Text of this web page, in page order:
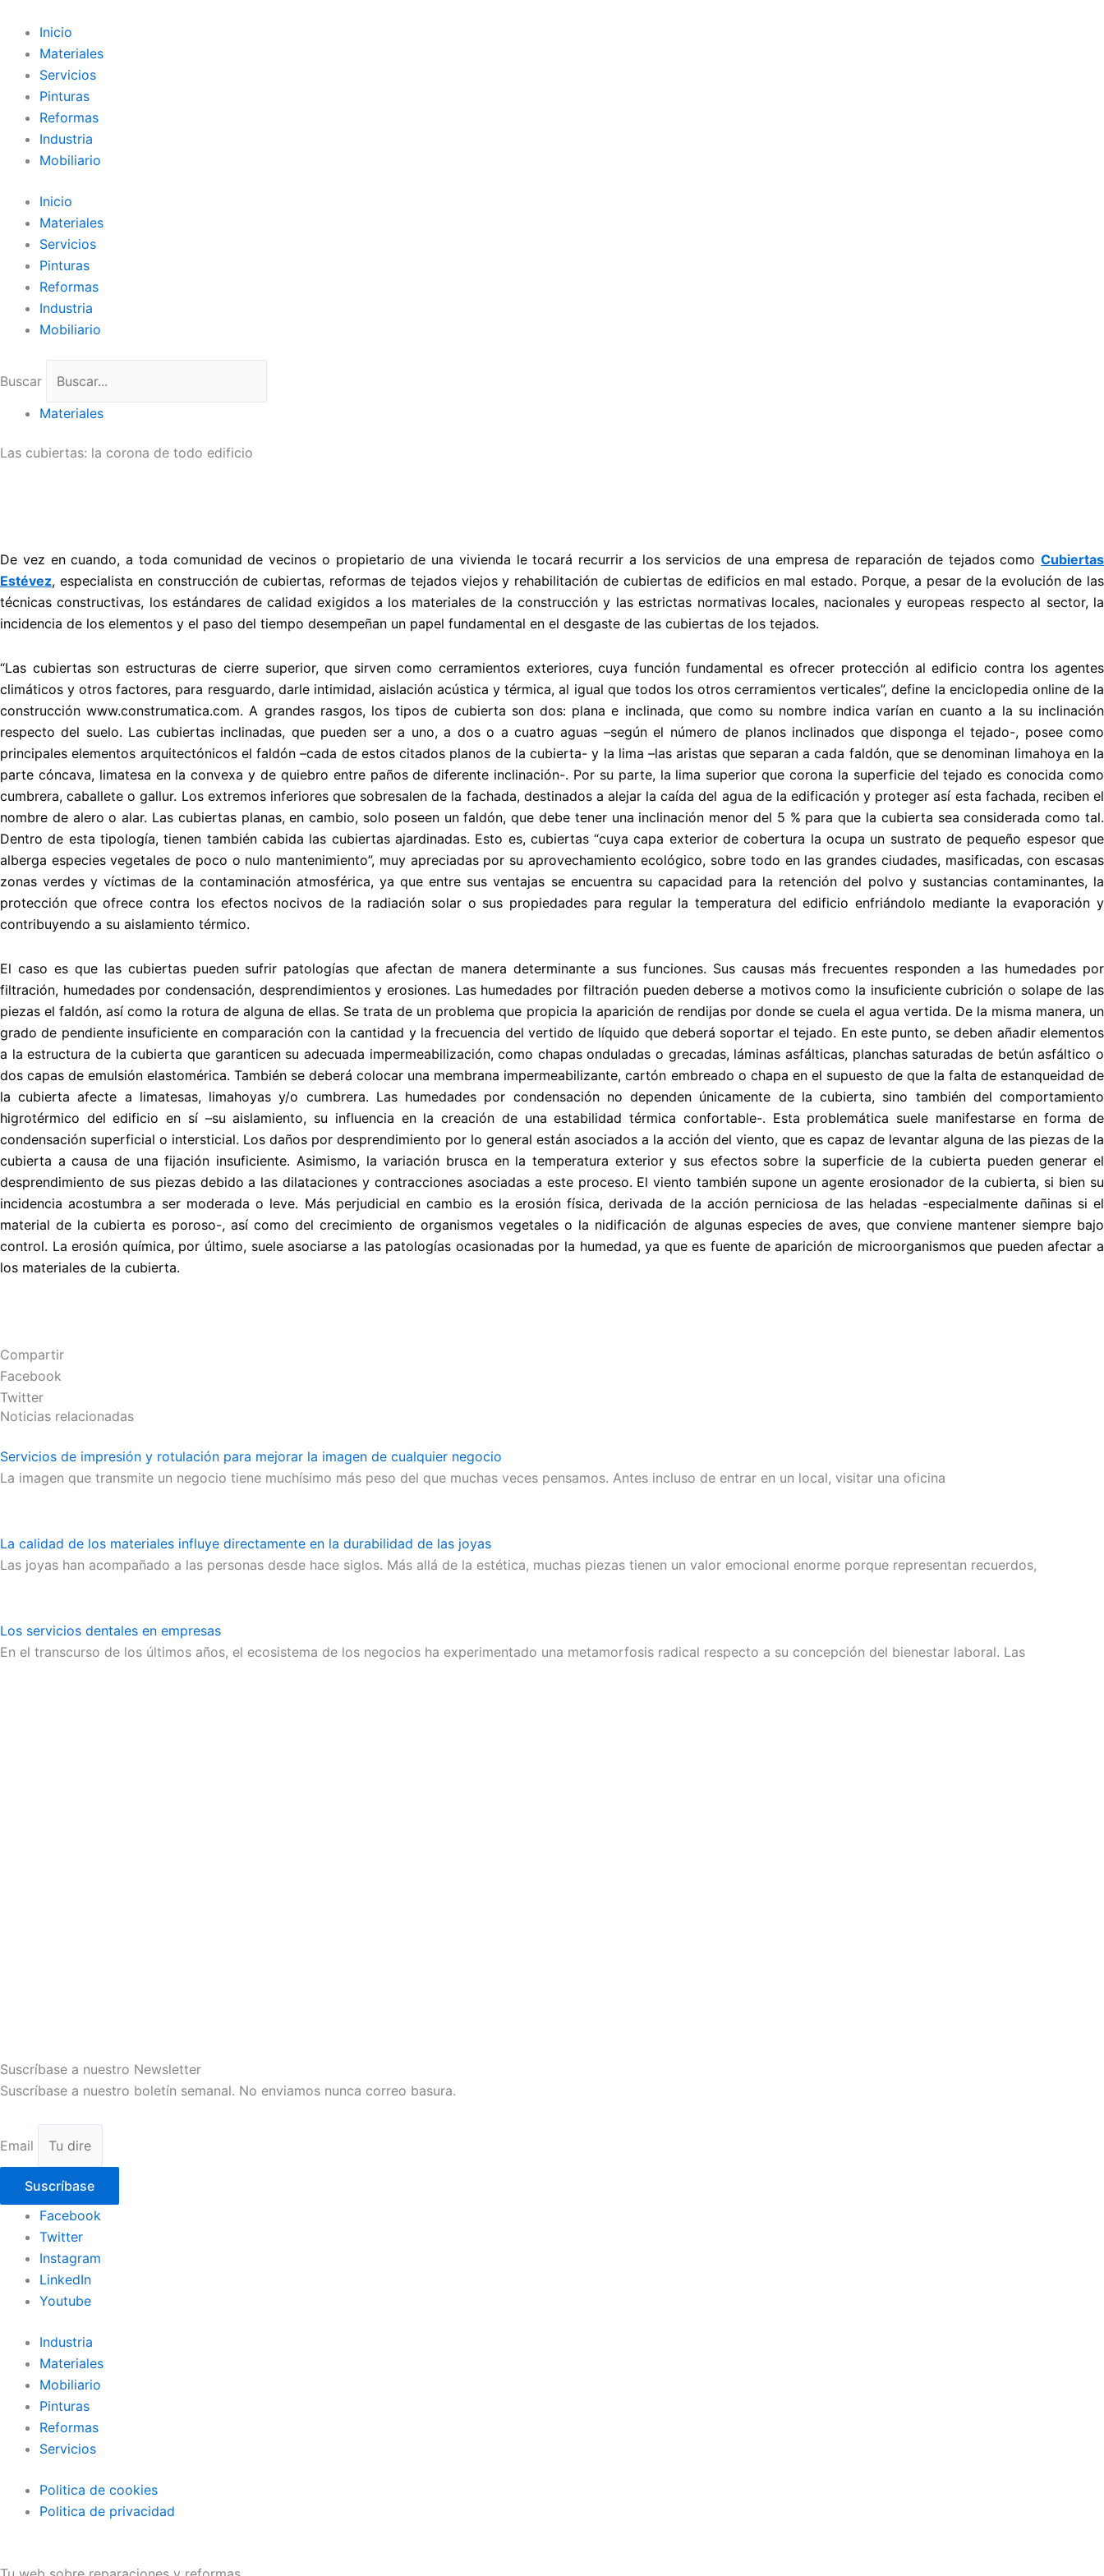
contenido
Inicio
Materiales
Servicios
Pinturas
Reformas
Industria
Mobiliario
Inicio
Materiales
Servicios
Pinturas
Reformas
Industria
Mobiliario
Buscar
Materiales
Las cubiertas: la corona de todo edificio
De vez en cuando, a toda comunidad de vecinos o propietario de una vivienda le tocará recurrir a los servicios de una empresa de reparación de tejados como Cubiertas
Estévez, especialista en construcción de cubiertas, reformas de tejados viejos y rehabilitación de cubiertas de edificios en mal estado. Porque, a pesar de la evolución de las
técnicas constructivas, los estándares de calidad exigidos a los materiales de la construcción y las estrictas normativas locales, nacionales y europeas respecto al sector, la
incidencia de los elementos y el paso del tiempo desempeñan un papel fundamental en el desgaste de las cubiertas de los tejados.
“Las cubiertas son estructuras de cierre superior, que sirven como cerramientos exteriores, cuya función fundamental es ofrecer protección al edificio contra los agentes
climáticos y otros factores, para resguardo, darle intimidad, aislación acústica y térmica, al igual que todos los otros cerramientos verticales”, define la enciclopedia online de la
construcciónwww.construmatica.com. A grandes rasgos, los tipos de cubierta son dos: plana e inclinada, que como su nombre indica varían en cuanto a la su inclinación
respecto del suelo. Las cubiertas inclinadas, que pueden ser a uno, a dos o a cuatro aguas –según el número de planos inclinados que disponga el tejado-, posee como
principales elementos arquitectónicos el faldón –cada de estos citados planos de la cubierta- y la lima –las aristas que separan a cada faldón, que se denominan limahoya en la
parte cóncava, limatesa en la convexa y de quiebro entre paños de diferente inclinación-. Por su parte, la lima superior que corona la superficie del tejado es conocida como
cumbrera, caballete o gallur. Los extremos inferiores que sobresalen de la fachada, destinados a alejar la caída del agua de la edificación y proteger así esta fachada, reciben el
nombre de alero o alar. Las cubiertas planas, en cambio, solo poseen un faldón, que debe tener una inclinación menor del 5 % para que la cubierta sea considerada como tal.
Dentro de esta tipología, tienen también cabida las cubiertas ajardinadas. Esto es, cubiertas “cuya capa exterior de cobertura la ocupa un sustrato de pequeño espesor que
alberga especies vegetales de poco o nulo mantenimiento”, muy apreciadas por su aprovechamiento ecológico, sobre todo en las grandes ciudades, masificadas, con escasas
zonas verdes y víctimas de la contaminación atmosférica, ya que entre sus ventajas se encuentra su capacidad para la retención del polvo y sustancias contaminantes, la
protección que ofrece contra los efectos nocivos de la radiación solar o sus propiedades para regular la temperatura del edificio enfriándolo mediante la evaporación y
contribuyendo a su aislamiento térmico.
El caso es que las cubiertas pueden sufrir patologías que afectan de manera determinante a sus funciones. Sus causas más frecuentes responden a las humedades por
filtración, humedades por condensación, desprendimientos y erosiones. Las humedades por filtración pueden deberse a motivos como la insuficiente cubrición o solape de las
piezas el faldón, así como la rotura de alguna de ellas. Se trata de un problema que propicia la aparición de rendijas por donde se cuela el agua vertida. De la misma manera, un
grado de pendiente insuficiente en comparación con la cantidad y la frecuencia del vertido de líquido que deberá soportar el tejado. En este punto, se deben añadir elementos
a la estructura de la cubierta que garanticen su adecuada impermeabilización, como chapas onduladas o grecadas, láminas asfálticas, planchas saturadas de betún asfáltico o
dos capas de emulsión elastomérica. También se deberá colocar una membrana impermeabilizante, cartón embreado o chapa en el supuesto de que la falta de estanqueidad de
la cubierta afecte a limatesas, limahoyas y/o cumbrera. Las humedades por condensación no dependen únicamente de la cubierta, sino también del comportamiento
higrotérmico del edificio en sí –su aislamiento, su influencia en la creación de una estabilidad térmica confortable-. Esta problemática suele manifestarse en forma de
condensación superficial o intersticial. Los daños por desprendimiento por lo general están asociados a la acción del viento, que es capaz de levantar alguna de las piezas de la
cubierta a causa de una fijación insuficiente. Asimismo, la variación brusca en la temperatura exterior y sus efectos sobre la superficie de la cubierta pueden generar el
desprendimiento de sus piezas debido a las dilataciones y contracciones asociadas a este proceso. El viento también supone un agente erosionador de la cubierta, si bien su
incidencia acostumbra a ser moderada o leve. Más perjudicial en cambio es la erosión física, derivada de la acción perniciosa de las heladas -especialmente dañinas si el
material de la cubierta es poroso-, así como del crecimiento de organismos vegetales o la nidificación de algunas especies de aves, que conviene mantener siempre bajo
control. La erosión química, por último, suele asociarse a las patologías ocasionadas por la humedad, ya que es fuente de aparición de microorganismos que pueden afectar a
los materiales de la cubierta.
Compartir
Facebook
Twitter
Noticias relacionadas
Servicios de impresión y rotulación para mejorar la imagen de cualquier negocio
La imagen que transmite un negocio tiene muchísimo más peso del que muchas veces pensamos. Antes incluso de entrar en un local, visitar una oficina
La calidad de los materiales influye directamente en la durabilidad de las joyas
Las joyas han acompañado a las personas desde hace siglos. Más allá de la estética, muchas piezas tienen un valor emocional enorme porque representan recuerdos,
Los servicios dentales en empresas
En el transcurso de los últimos años, el ecosistema de los negocios ha experimentado una metamorfosis radical respecto a su concepción del bienestar laboral. Las
Suscríbase a nuestro Newsletter
Suscríbase a nuestro boletín semanal. No enviamos nunca correo basura.
Email
Suscríbase
Facebook
Twitter
Instagram
LinkedIn
Youtube
Industria
Materiales
Mobiliario
Pinturas
Reformas
Servicios
Politica de cookies
Politica de privacidad